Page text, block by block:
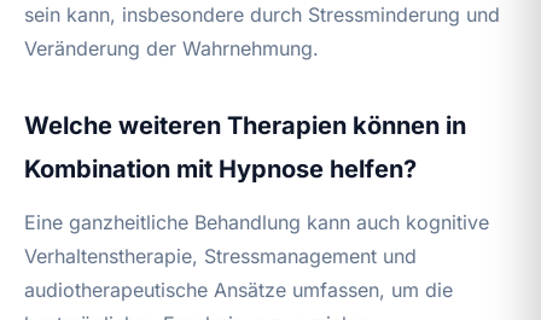
sein kann, insbesondere durch Stressminderung und
Veränderung der Wahrnehmung.
Welche weiteren Therapien können in
Kombination mit Hypnose helfen?
Eine ganzheitliche Behandlung kann auch kognitive
Verhaltenstherapie, Stressmanagement und
audiotherapeutische Ansätze umfassen, um die